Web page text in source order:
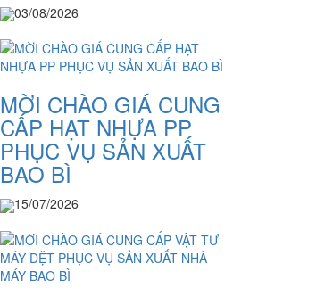
03/08/2026
MỜI CHÀO GIÁ CUNG
CẤP HẠT NHỰA PP
PHỤC VỤ SẢN XUẤT
BAO BÌ
15/07/2026